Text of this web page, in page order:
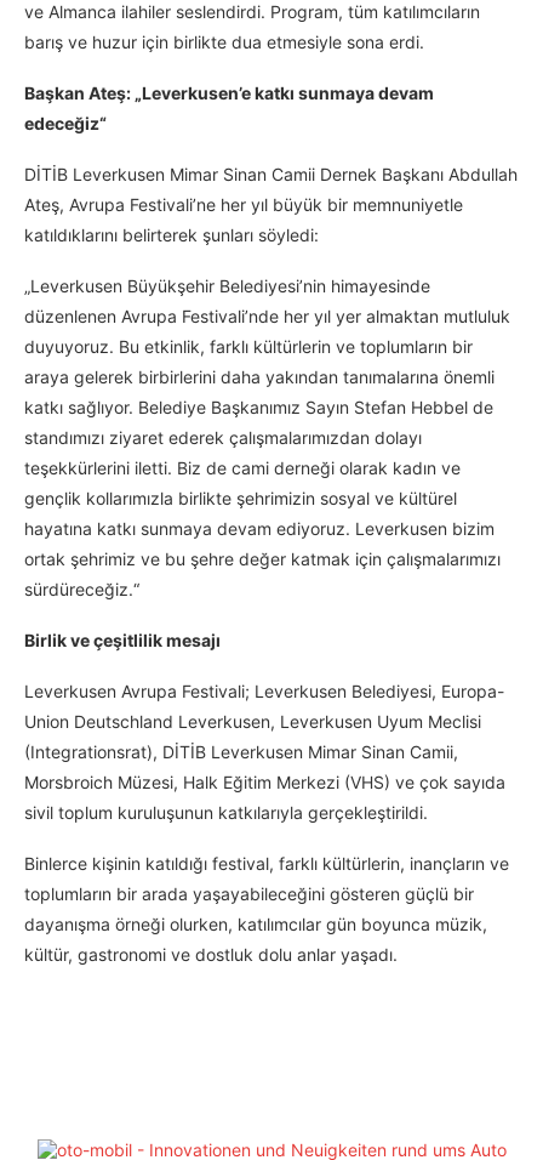
ve Almanca ilahiler seslendirdi. Program, tüm katılımcıların
barış ve huzur için birlikte dua etmesiyle sona erdi.
Başkan Ateş: „Leverkusen’e katkı sunmaya devam
edeceğiz“
DİTİB Leverkusen Mimar Sinan Camii Dernek Başkanı Abdullah
Ateş, Avrupa Festivali’ne her yıl büyük bir memnuniyetle
katıldıklarını belirterek şunları söyledi:
„Leverkusen Büyükşehir Belediyesi’nin himayesinde
düzenlenen Avrupa Festivali’nde her yıl yer almaktan mutluluk
duyuyoruz. Bu etkinlik, farklı kültürlerin ve toplumların bir
araya gelerek birbirlerini daha yakından tanımalarına önemli
katkı sağlıyor. Belediye Başkanımız Sayın Stefan Hebbel de
standımızı ziyaret ederek çalışmalarımızdan dolayı
teşekkürlerini iletti. Biz de cami derneği olarak kadın ve
gençlik kollarımızla birlikte şehrimizin sosyal ve kültürel
hayatına katkı sunmaya devam ediyoruz. Leverkusen bizim
ortak şehrimiz ve bu şehre değer katmak için çalışmalarımızı
sürdüreceğiz.“
Birlik ve çeşitlilik mesajı
Leverkusen Avrupa Festivali; Leverkusen Belediyesi, Europa-
Union Deutschland Leverkusen, Leverkusen Uyum Meclisi
(Integrationsrat), DİTİB Leverkusen Mimar Sinan Camii,
Morsbroich Müzesi, Halk Eğitim Merkezi (VHS) ve çok sayıda
sivil toplum kuruluşunun katkılarıyla gerçekleştirildi.
Binlerce kişinin katıldığı festival, farklı kültürlerin, inançların ve
toplumların bir arada yaşayabileceğini gösteren güçlü bir
dayanışma örneği olurken, katılımcılar gün boyunca müzik,
kültür, gastronomi ve dostluk dolu anlar yaşadı.